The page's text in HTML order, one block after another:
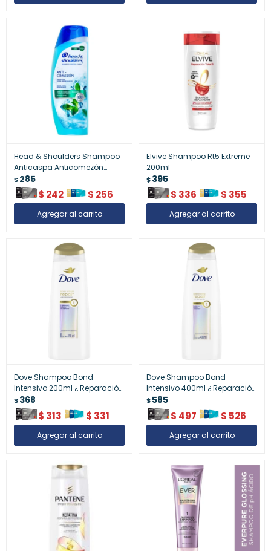
Head & Shoulders Shampoo
Anticaspa Anticomezón
180ml
$285
$ 242 $ 256
Elvive Shampoo Rt5 Extreme
200ml
$395
$ 336 $ 355
Dove Shampoo Bond
Intensivo 200ml ¿ Reparación
Capilar
$368
$ 313 $ 331
Dove Shampoo Bond
Intensivo 400ml ¿ Reparación
Capilar
$585
$ 497 $ 526